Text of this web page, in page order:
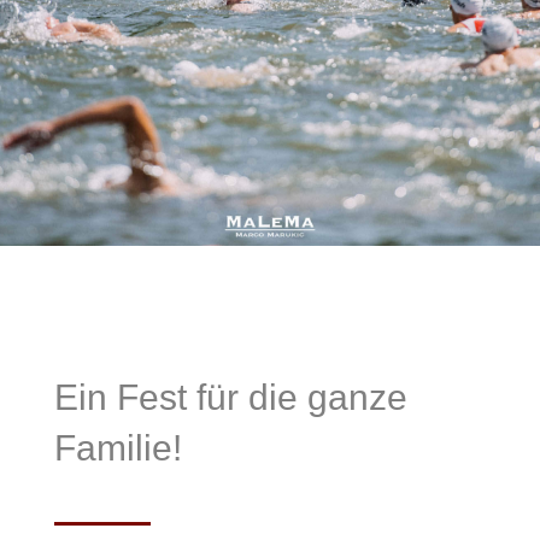
Ein Fest für die ganze
Familie!